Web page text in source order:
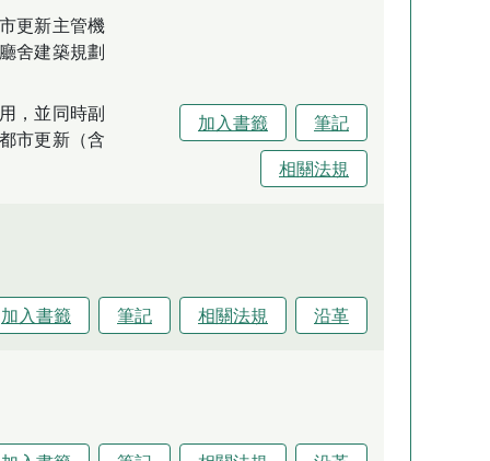
更新主管機
舍建築規劃
，並同時副
市更新（含
加入書籤
筆記
相關法規
加入書籤 筆記 相關法規 沿革